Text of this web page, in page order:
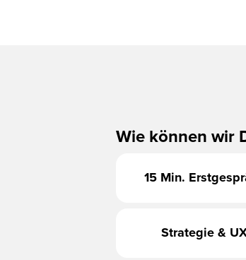
Wie können wir
15 Min.
Strategie &